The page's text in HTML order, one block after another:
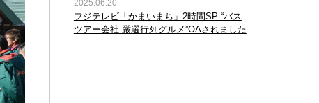
2025.06.20
フジテレビ「かまいまち」2時間SP “バス
ツアー会社 厳選行列グルメ”OAされました